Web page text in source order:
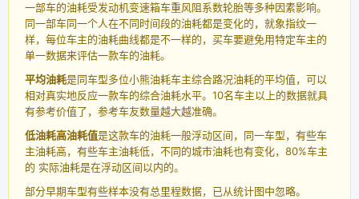
一部车的油耗受发动机变速箱车重风阻系数轮胎等多种因素影响。
同一部车同一个人在不同时间段的油耗都是变化的，就象指纹一
样，每位车主的油耗曲线都是不一样的，买车要避免用特定车主的
单一数据来评估一款车的油耗。
平均油耗是同车型多位小熊油耗车主综合路况油耗的平均值，可以
相对真实地反应一款车的综合油耗水平。10名车主以上的数据就具
有参考价值了，参考车友数量越大越准确。
低油耗高油耗值是这款车的油耗一般浮动区间，同一车型，有些车
主油耗高，有些车主油耗低，不同的城市油耗也有变化，80%车主
的 实际油耗是在浮动区间以内的。
部分早期车型有些样本没有总里程数据，已从统计图中忽略。